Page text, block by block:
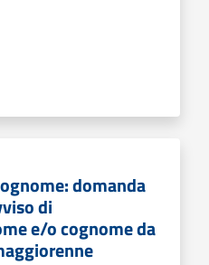
domanda
di
e/o cognome da